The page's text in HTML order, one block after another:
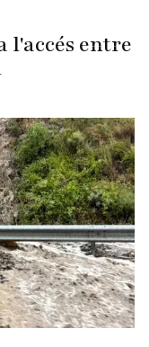
l'accés entre